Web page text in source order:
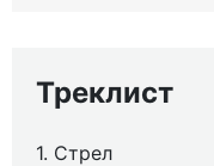
Треклист
1. Стрел